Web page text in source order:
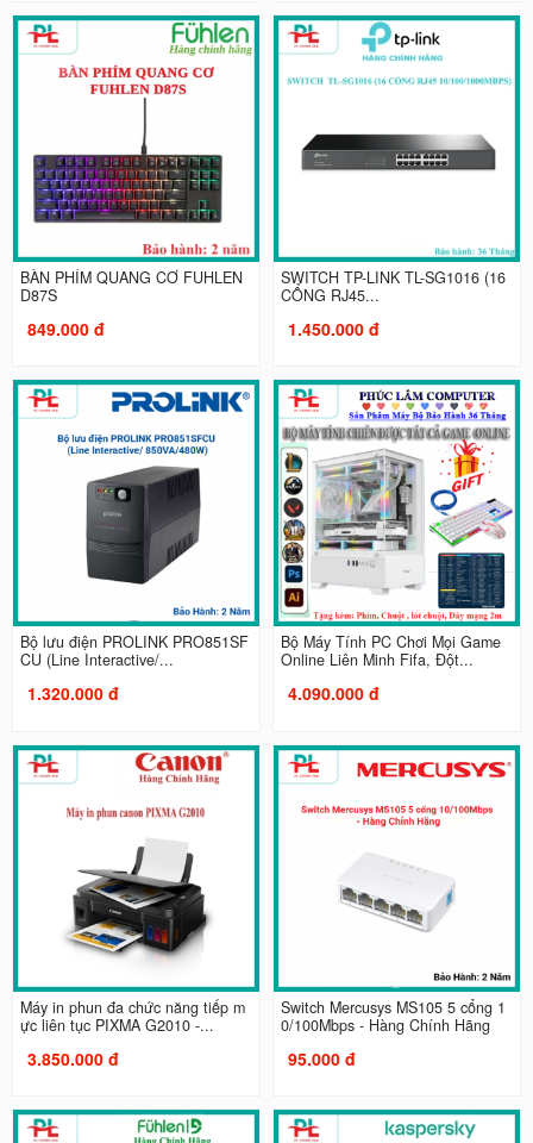
BÀN PHÍM QUANG CƠ FUHLEN
D87S
849.000 đ
SWITCH TP-LINK TL-SG1016 (16
CỔNG RJ45...
1.450.000 đ
Bộ lưu điện PROLINK PRO851SF
CU (Line Interactive/...
1.320.000 đ
Bộ Máy Tính PC Chơi Mọi Game
Online Liên Minh Fifa, Đột...
4.090.000 đ
Máy in phun đa chức năng tiếp m
ực liên tục PIXMA G2010 -...
3.850.000 đ
Switch Mercusys MS105 5 cổng 1
0/100Mbps - Hàng Chính Hãng
95.000 đ